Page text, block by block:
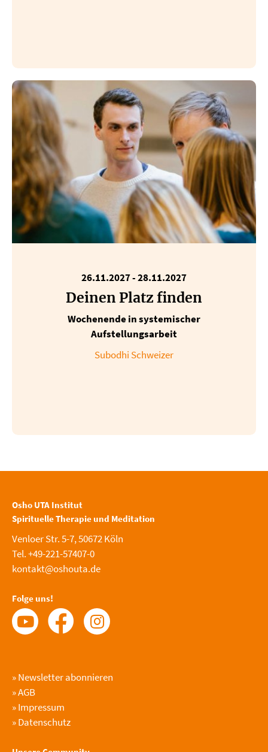
26.11.2027-28.11.2027
Deinen Platz finden
Wochenende in systemischer
Aufstellungsarbeit
Subodhi Schweizer
Osho UTA Institut
Spirituelle Therapie und Meditation
Venloer Str. 5-7, 50672 Köln
Tel. +49-221-57407-0
kontakt@oshouta.de
Folge uns!
»Newsletter abonnieren
»AGB
»Impressum
»Datenschutz